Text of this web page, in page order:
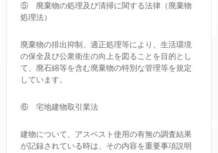
⑤ 廃棄物の処理及び清掃に関する法律（廃棄物
処理法）
廃棄物の排出抑制、適正処理等により、生活環境
の保全及び公衆衛生の向上を図ることを目的とし
て、廃石綿等を含む廃棄物の特別な管理等を規定
しています。
⑥ 宅地建物取引業法
建物について、アスベスト使用の有無の調査結果
が記録されている時は、その内容を重要事項説明